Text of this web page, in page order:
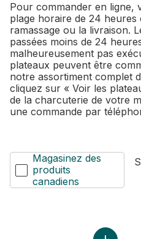
Pour commander en ligne,
plage horaire de 24 heures
ramassage ou la livraison.
passées moins de 24
malheureusement pas
plateaux peuvent être
notre assortiment complet
cliquez sur « Voir les
de la charcuterie de votre
une commande par
Magasinez des
produits
canadiens